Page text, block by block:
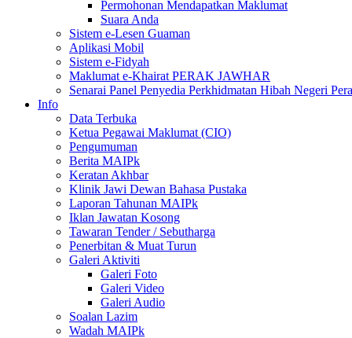
Permohonan Mendapatkan Maklumat
Suara Anda
Sistem e-Lesen Guaman
Aplikasi Mobil
Sistem e-Fidyah
Maklumat e-Khairat PERAK JAWHAR
Senarai Panel Penyedia Perkhidmatan Hibah Negeri
Info
Data Terbuka
Ketua Pegawai Maklumat (CIO)
Pengumuman
Berita MAIPk
Keratan Akhbar
Klinik Jawi Dewan Bahasa Pustaka
Laporan Tahunan MAIPk
Iklan Jawatan Kosong
Tawaran Tender / Sebutharga
Penerbitan & Muat Turun
Galeri Aktiviti
Galeri Foto
Galeri Video
Galeri Audio
Soalan Lazim
Wadah MAIPk